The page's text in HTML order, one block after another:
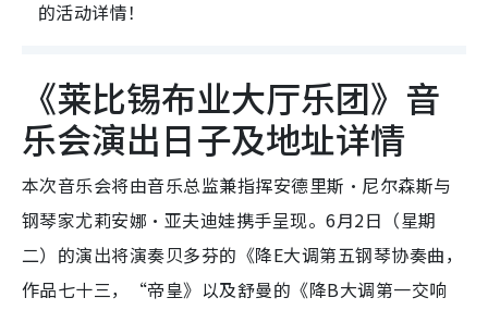
的活动详情！
《莱比锡布业大厅乐团》音
乐会演出日子及地址详情
本次音乐会将由音乐总监兼指挥安德里斯・尼尔森斯与
钢琴家尤莉安娜・亚夫迪娃携手呈现。6月2日（星期
二）的演出将演奏贝多芬的《降E大调第五钢琴协奏曲，
作品七十三，“帝皇》以及舒曼的《降B大调第一交响